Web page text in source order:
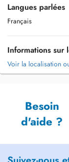
Langues parlées
Français
Informations sur
Voir la localisation
Besoin
d'aide ?